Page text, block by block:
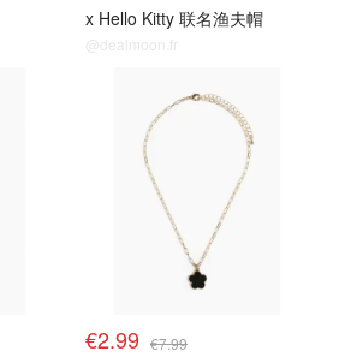
x Hello Kitty 联名渔夫帽
@dealmoon.fr
€2.99 €7.99